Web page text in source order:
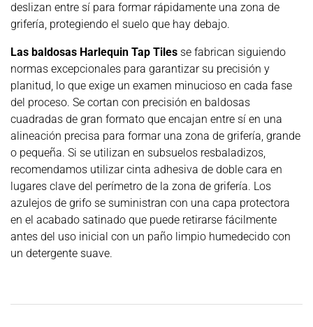
deslizan entre sí para formar rápidamente una zona de
grifería, protegiendo el suelo que hay debajo.
Las baldosas Harlequin Tap Tiles se fabrican siguiendo
normas excepcionales para garantizar su precisión y
planitud, lo que exige un examen minucioso en cada fase
del proceso. Se cortan con precisión en baldosas
cuadradas de gran formato que encajan entre sí en una
alineación precisa para formar una zona de grifería, grande
o pequeña. Si se utilizan en subsuelos resbaladizos,
recomendamos utilizar cinta adhesiva de doble cara en
lugares clave del perímetro de la zona de grifería. Los
azulejos de grifo se suministran con una capa protectora
en el acabado satinado que puede retirarse fácilmente
antes del uso inicial con un paño limpio humedecido con
un detergente suave.